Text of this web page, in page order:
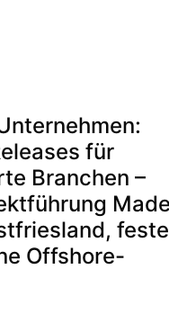
für
Branchen –
feste
Offshore-